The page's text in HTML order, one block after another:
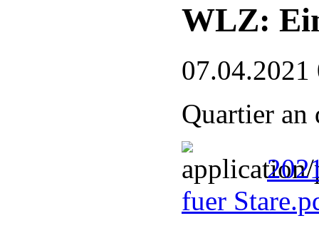
WLZ:
07.04.2021
Quartier an
fuer